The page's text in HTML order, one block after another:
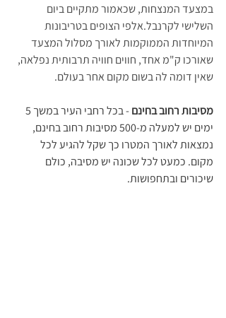
במצעד המנצחות, שכאמור מתקיים ביום
השלישי לקרנבל.אלפי הצופים בטריבונות
המיוחדות הממוקמות לאורך מסלול המצעד
שאורכו ק"מ אחד, חווים חוויה תרבותית נפלאה,
שאין דומה לה בשום מקום אחר בעולם.
מסיבות רחוב בחינם
ימים יש למעלה מ-500 מסיבות רחוב בחינם,
נמצאות לאורך המטרו כך שקל להגיע לכל
מקום. כמעט לכל שכונה יש מסיבה, כולם
שיכורים ובתחפושות.